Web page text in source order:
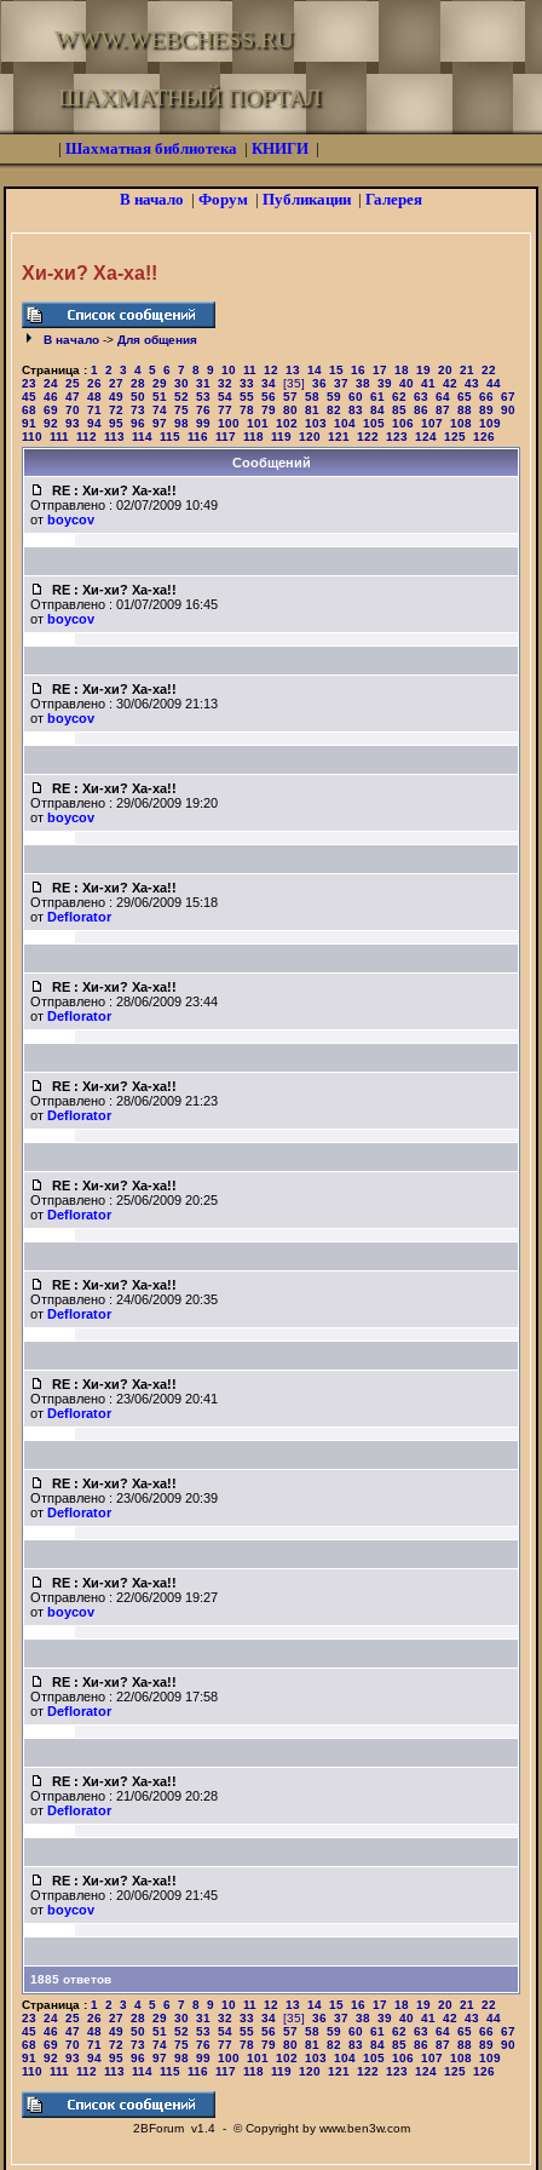
WWW.WEBCHESS.RU
ШАХМАТНЫЙ ПОРТАЛ
| Шахматная библиотека | КНИГИ |
В начало | Форум | Публикации | Галерея
Хи-хи? Ха-ха!!
В начало -> Для общения
Страница : 1 2 3 4 5 6 7 8 9 10 11 12 13 14 15 16 17 18 19 20 21
22
23 24 25 26 27 28 29 30 31 32 33 34 [35] 36 37 38 39 40 41 42 43 44
45 46 47 48 49 50 51 52 53 54 55 56 57 58 59 60 61 62 63 64 65 66 67
68 69 70 71 72 73 74 75 76 77 78 79 80 81 82 83 84 85 86 87 88 89 90
91
92 93 94 95 96 97 98 99 100 101 102 103 104 105 106 107 108 109
110 111 112 113 114 115 116 117 118 119 120 121 122 123 124 125 126
Сообщений
RE : Хи-хи? Ха-ха!!
Отправлено : 02/07/2009 10:49
от boycov
RE : Хи-хи? Ха-ха!!
Отправлено : 01/07/2009 16:45
от boycov
RE : Хи-хи? Ха-ха!!
Отправлено : 30/06/2009 21:13
от boycov
RE : Хи-хи? Ха-ха!!
Отправлено : 29/06/2009 19:20
от boycov
RE : Хи-хи? Ха-ха!!
Отправлено : 29/06/2009 15:18
от Deflorator
RE : Хи-хи? Ха-ха!!
Отправлено : 28/06/2009 23:44
от Deflorator
RE : Хи-хи? Ха-ха!!
Отправлено : 28/06/2009 21:23
от Deflorator
RE : Хи-хи? Ха-ха!!
Отправлено : 25/06/2009 20:25
от Deflorator
RE : Хи-хи? Ха-ха!!
Отправлено : 24/06/2009 20:35
от Deflorator
RE : Хи-хи? Ха-ха!!
Отправлено : 23/06/2009 20:41
от Deflorator
RE : Хи-хи? Ха-ха!!
Отправлено : 23/06/2009 20:39
от Deflorator
RE : Хи-хи? Ха-ха!!
Отправлено : 22/06/2009 19:27
от boycov
RE : Хи-хи? Ха-ха!!
Отправлено : 22/06/2009 17:58
от Deflorator
RE : Хи-хи? Ха-ха!!
Отправлено : 21/06/2009 20:28
от Deflorator
RE : Хи-хи? Ха-ха!!
Отправлено : 20/06/2009 21:45
от boycov
1885 ответов
Страница : 1 2 3 4 5 6 7 8 9 10 11 12 13 14 15 16 17 18 19 20 21
22
23 24 25 26 27 28 29 30 31 32 33 34 [35] 36 37 38 39 40 41 42 43 44
45 46 47 48 49 50 51 52 53 54 55 56 57 58 59 60 61 62 63 64 65 66 67
68 69 70 71 72 73 74 75 76 77 78 79 80 81 82 83 84 85 86 87 88 89 90
91
92 93 94 95 96 97 98 99 100 101 102 103 104 105 106 107 108 109
110 111 112 113 114 115 116 117 118 119 120 121 122 123 124 125 126
2BForum v1.4 - © Copyright by www.ben3w.com